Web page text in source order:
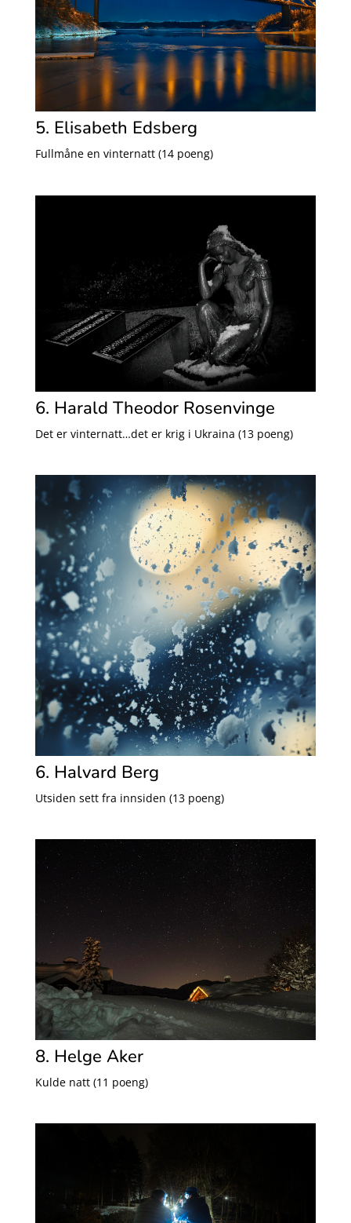
5. Elisabeth Edsberg
Fullmåne en vinternatt (14 poeng)
6. Harald Theodor Rosenvinge
Det er vinternatt…det er krig i Ukraina (13 poeng)
6. Halvard Berg
Utsiden sett fra innsiden (13 poeng)
8. Helge Aker
Kulde natt (11 poeng)